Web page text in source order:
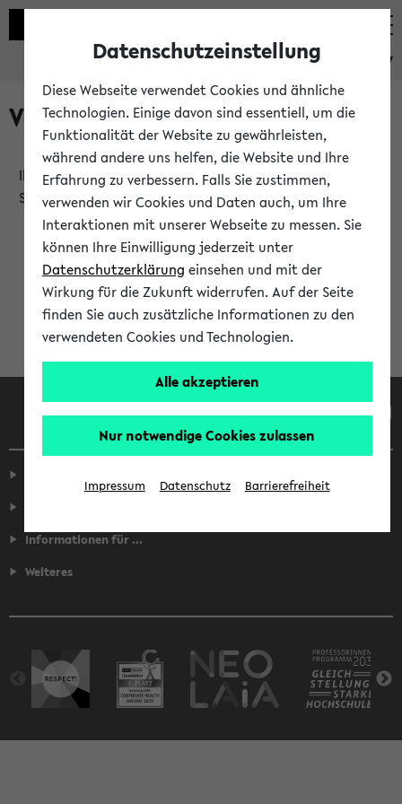
eKVV
Verlauf
Ihr Verlauf ist leer. Er wird sich im Verlauf Ihrer eKVV
Sitzung füllen.
Informationen für ...
Weiteres
Datenschutzeinstellung
Diese Webseite verwendet Cookies und ähnliche
Technologien. Einige davon sind essentiell, um die
Funktionalität der Website zu gewährleisten,
während andere uns helfen, die Website und Ihre
Erfahrung zu verbessern. Falls Sie zustimmen,
verwenden wir Cookies und Daten auch, um Ihre
Interaktionen mit unserer Webseite zu messen. Sie
können Ihre Einwilligung jederzeit unter
Datenschutzerklärung einsehen und mit der
Wirkung für die Zukunft widerrufen. Auf der Seite
finden Sie auch zusätzliche Informationen zu den
verwendeten Cookies und Technologien.
Alle akzeptieren
Nur notwendige Cookies zulassen
Impressum Datenschutz Barrierefreiheit